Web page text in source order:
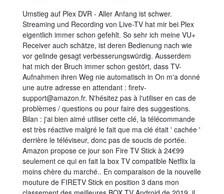
Umstieg auf Plex DVR - Aller Anfang ist schwer.
Streaming und Recording von Live-TV hat mir bei Plex
eigentlich immer schon gefehlt. So sehr ich meine VU+
Receiver auch schätze, ist deren Bedienung nach wie
vor gelinde gesagt verbesserungswürdig. Ausserdem
hat mich der Bruch immer schon gestört, dass TV-
Aufnahmen ihren Weg nie automatisch in On m'a donné
une autre adresse en attendant : firetv-
support@amazon.fr. N'hésitez pas à l'utiliser en cas de
problèmes / questions ou pour faire des suggestions.
Bilan : j'ai bien aimé utiliser cette clé, la télécommande
est très réactive malgré le fait que ma clé était ' cachée '
derrière le téléviseur, donc pas de soucis de portée.
Amazon propose ce jour son Fire TV Stick à 24€99
seulement ce qui en fait la box TV compatible Netflix la
moins chère du marché.. En comparaison de la nouvelle
mouture de FIRETV Stick en position 3 dans mon